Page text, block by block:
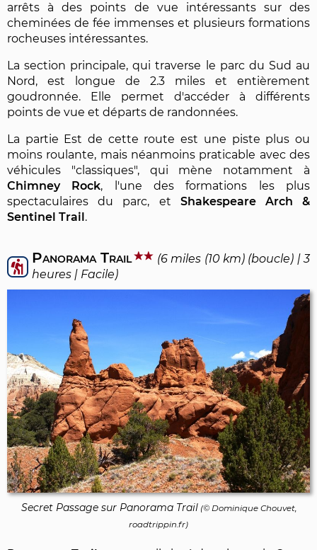
arrêts à des points de vue intéressants sur des
cheminées de fée immenses et plusieurs formations
rocheuses intéressantes.
La section principale, qui traverse le parc du Sud au
Nord, est longue de 2.3 miles et entièrement
goudronnée. Elle permet d'accéder à différents
points de vue et départs de randonnées.
La partie Est de cette route est une piste plus ou
moins roulante, mais néanmoins praticable avec des
véhicules "classiques", qui mène notamment à
Chimney Rock, l'une des formations les plus
spectaculaires du parc, et Shakespeare Arch &
Sentinel Trail.
Panorama Trail
(6 miles (10 km) (boucle) | 3
heures | Facile)
Secret Passage sur Panorama Trail(© Dominique Chouvet,
roadtrippin.fr)